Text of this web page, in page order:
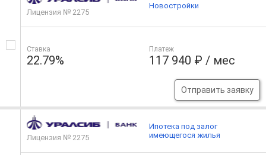
Лицензия № 2275
Ставка
22.79%
Платеж
117 940 ₽ / мес
Отправить заявку
Новостройки
Лицензия № 2275
Ипотека под залог
имеющегося жилья